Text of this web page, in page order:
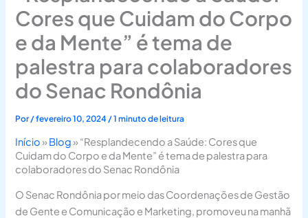
Cores que Cuidam do Corpo
e da Mente” é tema de
palestra para colaboradores
do Senac Rondônia
Por/fevereiro 10, 2024 /1 minuto de leitura
Início» Blog» “Resplandecendo a Saúde: Cores que
Cuidam do Corpo e da Mente” é tema de palestra para
colaboradores do Senac Rondônia
O Senac Rondônia por meio das Coordenações de Gestão
de Gente e Comunicação e Marketing, promoveu na manhã